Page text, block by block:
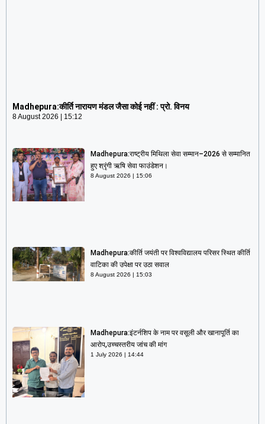
Madhepura:कीर्ति नारायण मंडल जैसा कोई नहीं : प्रो. विनय
8 August 2026 15:12
Madhepura:राष्ट्रीय मिथिला सेवा सम्मान–2026 से सम्मानित
हुए श्रृंगी ऋषि सेवा फाउंडेशन।
8 August 2026 15:06
Madhepura:कीर्ति जयंती पर विश्वविद्यालय परिसर स्थित कीर्ति
वाटिका की उपेक्षा पर उठा सवाल
8 August 2026 15:03
Madhepura:इंटर्नशिप के नाम पर वसूली और खानापूर्ति का
आरोप,उच्चस्तरीय जांच की मांग
1 July 2026 14:44